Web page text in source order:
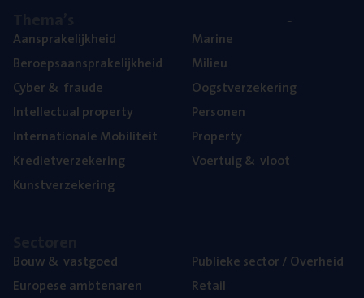
Aan­spra­ke­lijk­heid
Beroeps­aan­spra­ke­lijk­heid
Cyber& fraude
Intel­lec­tu­al property
Inter­na­ti­o­na­le Mobiliteit
Kre­diet­ver­ze­ke­ring
Kunst­ver­ze­ke­ring
Mari­ne
Mili­eu
Oogst­ver­ze­ke­ring
Per­so­nen
Pro­per­ty
Voer­tuig& vloot
Bouw& vastgoed
Euro­pe­se ambtenaren
Publie­ke sec­tor / Overheid
Retail